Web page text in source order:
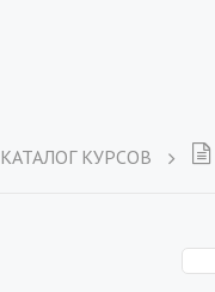
КАТАЛОГ КУРСОВ